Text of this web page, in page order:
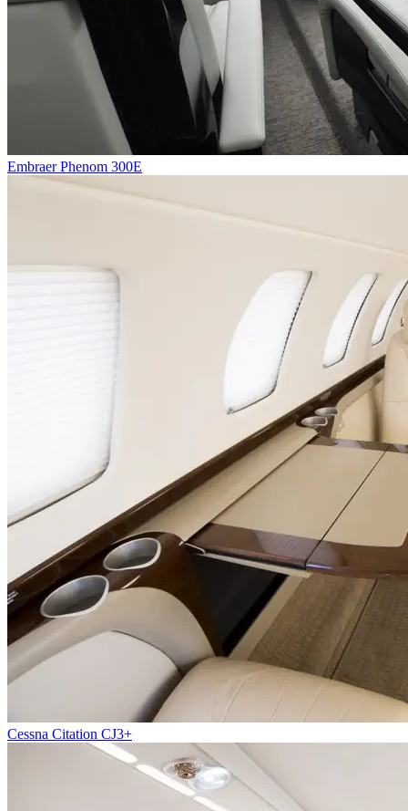
Embraer Phenom 300E
Cessna Citation CJ3+